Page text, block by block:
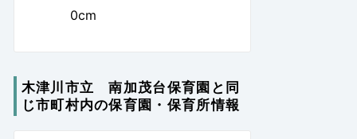
0cm
木津川市立 南加茂台保育園と同
じ市町村内の保育園・保育所情報